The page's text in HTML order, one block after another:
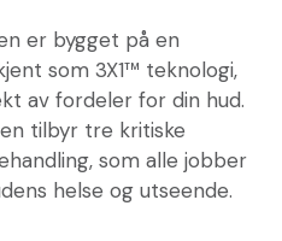
er bygget på en
som 3X1™ teknologi,
av fordeler for din hud.
tilbyr tre kritiske
som alle jobber
helse og utseende.